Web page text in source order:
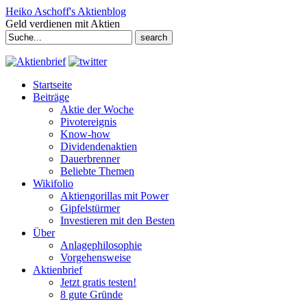
Heiko Aschoff's Aktienblog
Geld verdienen mit Aktien
Search
for:
Startseite
Beiträge
Aktie der Woche
Pivotereignis
Know-how
Dividendenaktien
Dauerbrenner
Beliebte Themen
Wikifolio
Aktiengorillas mit Power
Gipfelstürmer
Investieren mit den Besten
Über
Anlagephilosophie
Vorgehensweise
Aktienbrief
Jetzt gratis testen!
8 gute Gründe